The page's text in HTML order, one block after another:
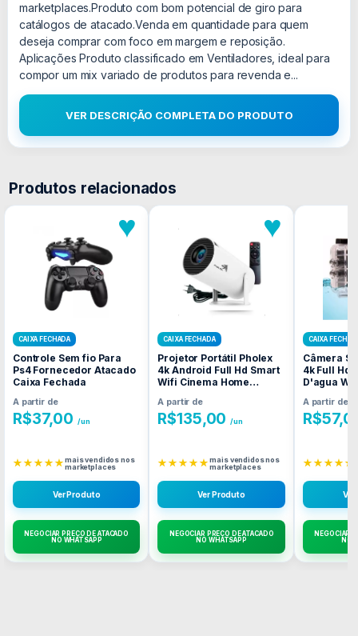
marketplaces.Produto com bom potencial de giro para
catálogos de atacado.Venda em quantidade para quem
deseja comprar com foco em margem e reposição.
Aplicações Produto classificado em Ventiladores, ideal para
compor um mix variado de produtos para revenda e...
VER DESCRIÇÃO COMPLETA DO PRODUTO
Produtos relacionados
♥
CAIXA FECHADA
Controle Sem fio Para
Ps4 Fornecedor Atacado
Caixa Fechada
A partir de
R$37,00 /un
★★★★★mais vendidos nos
marketplaces
Ver Produto
NEGOCIAR PREÇO DE ATACADO
NO WHATSAPP
♥
CAIXA FECHADA
Projetor Portátil Pholex
4k Android Full Hd Smart
Wifi Cinema Home
Caixa Fechada
A partir de
R$135,00 /un
★★★★★mais vendidos nos
marketplaces
Ver Produto
NEGOCIAR PREÇO DE ATACADO
NO WHATSAPP
CAIXA
Câmera
4k Full Hd
D'agua
A partir de
R$
★★★★★
NEGOCIAR
NO